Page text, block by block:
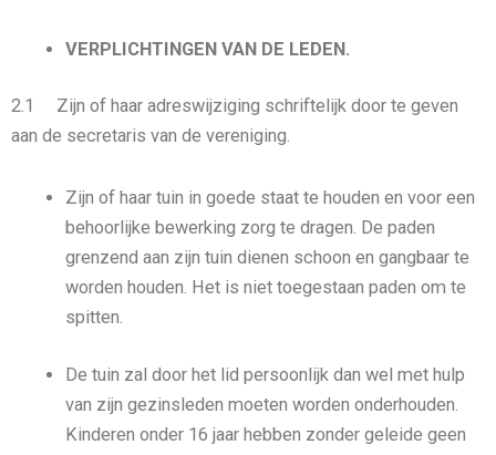
VERPLICHTINGEN VAN DE LEDEN.
2.1 Zijn of haar adreswijziging schriftelijk door te geven
aan de secretaris van de vereniging.
Zijn of haar tuin in goede staat te houden en voor een
behoorlijke bewerking zorg te dragen. De paden
grenzend aan zijn tuin dienen schoon en gangbaar te
worden houden. Het is niet toegestaan paden om te
spitten.
De tuin zal door het lid persoonlijk dan wel met hulp
van zijn gezinsleden moeten worden onderhouden.
Kinderen onder 16 jaar hebben zonder geleide geen